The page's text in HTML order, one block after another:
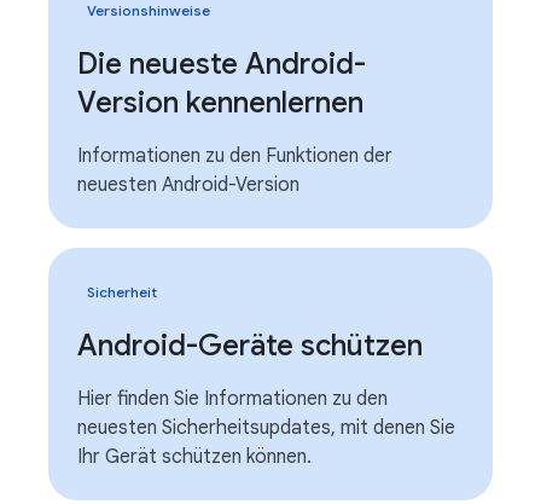
Versionshinweise
Die neueste Android-
Version kennenlernen
Informationen zu den Funktionen der
neuesten Android-Version
Sicherheit
Android-Geräte schützen
Hier finden Sie Informationen zu den
neuesten Sicherheitsupdates, mit denen Sie
Ihr Gerät schützen können.